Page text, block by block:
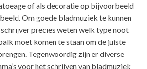
of als decoratie op bijvoorbeeld
Om goede bladmuziek te kunnen
precies weten welk type noot
moet komen te staan om de juiste
Tegenwoordig zijn er diverse
voor het schrijven van bladmuziek